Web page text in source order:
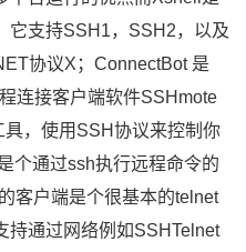
它支持SSH1，SSH2，以及
协议X；ConnectBot 是
连接客户端软件SSHmote
，使用SSH协议来控制你
个通过ssh执行远程命令的
客户端是个很基本的telnet
持通过网络例如SSHTelnet